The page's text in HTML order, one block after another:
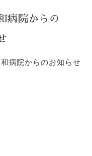
病院からの
病院からのお知らせ